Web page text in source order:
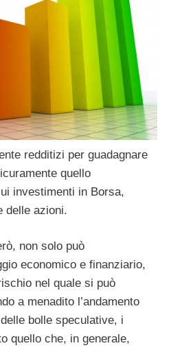
redditizi per guadagnare
quello
investimenti in Borsa,
delle azioni.
non solo può
economico e finanziario,
nel quale si può
a menadito l’andamento
bolle speculative, i
quello che, in generale,